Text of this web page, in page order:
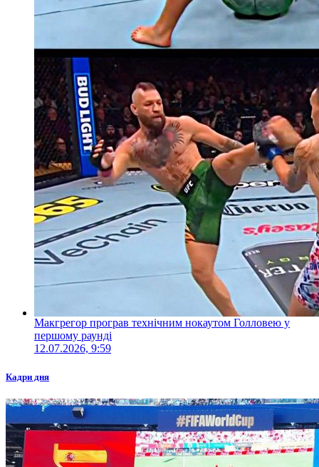
Макгрегор програв технічним нокаутом Голловею у
першому раунді
12.07.2026, 9:59
Кадри дня